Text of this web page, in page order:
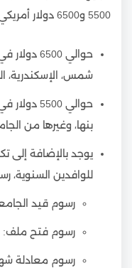
5500 و6500 دولار أمريكي سنويًا حسب الجامعة، حيث تكون:
حوالي
شمس، الإسكندرية،
حوالي
بنها، وغيرها من
يوجد بالإضافة إلى
للوافدين السنوية،
رسوم قيد الجامعة: 1500 دولار
رسوم فتح ملف: 170 دولار أمريكي.
رسوم معادلة شهادة